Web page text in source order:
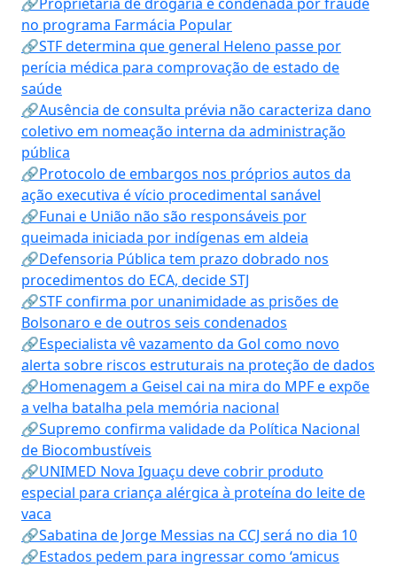
no programa Farmácia Popular
🔗STF determina que general Heleno passe por
perícia médica para comprovação de estado de
saúde
🔗Ausência de consulta prévia não caracteriza dano
coletivo em nomeação interna da administração
pública
🔗Protocolo de embargos nos próprios autos da
ação executiva é vício procedimental sanável
🔗Funai e União não são responsáveis por
queimada iniciada por indígenas em aldeia
🔗Defensoria Pública tem prazo dobrado nos
procedimentos do ECA, decide STJ
🔗STF confirma por unanimidade as prisões de
Bolsonaro e de outros seis condenados
🔗Especialista vê vazamento da Gol como novo
alerta sobre riscos estruturais na proteção de dados
🔗Homenagem a Geisel cai na mira do MPF e expõe
a velha batalha pela memória nacional
🔗Supremo confirma validade da Política Nacional
de Biocombustíveis
🔗UNIMED Nova Iguaçu deve cobrir produto
especial para criança alérgica à proteína do leite de
vaca
🔗Sabatina de Jorge Messias na CCJ será no dia 10
🔗Estados pedem para ingressar como ‘amicus